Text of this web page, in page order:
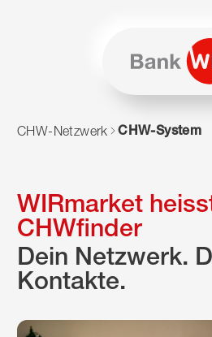
Zum Navigieren dieser Seite
CHW-Netzwerk CHW-System
WIRmarket
CHWfinder
Dein Netzwerk.
Kontakte.